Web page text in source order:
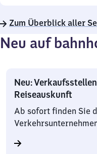
Zum Überblick aller
Neu auf
Neu:
Reiseauskunft
Ab sofort finden Sie